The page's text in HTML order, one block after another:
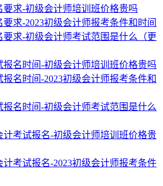
求-初级会计师培训班价格贵吗
求-2023初级会计师报考条件和时间
求-初级会计师考试范围是什么（更
报名时间-初级会计师培训班价格贵吗
名时间-2023初级会计师报考条件和
报名时间-初级会计师考试范围是什么
计考试报名-初级会计师培训班价格贵
计考试报名-2023初级会计师报考条件